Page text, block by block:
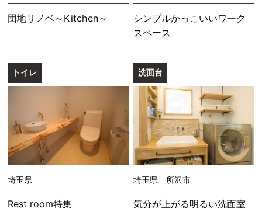
団地リノベ～Kitchen～
シンプルかっこいいワーク
スペース
トイレ
埼玉県
Rest room特集
洗面台
埼玉県 所沢市
気分が上がる明るい洗面室